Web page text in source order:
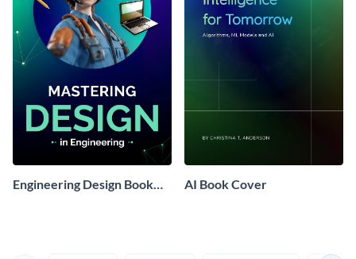
Engineering Design Book
AI Book Cover